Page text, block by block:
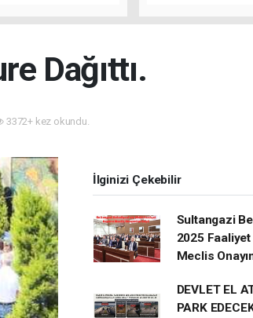
Dağıttı.
3372+ kez okundu.
İlginizi Çekebilir
Sultangazi
2025
Meclis
DEVLET EL
PARK